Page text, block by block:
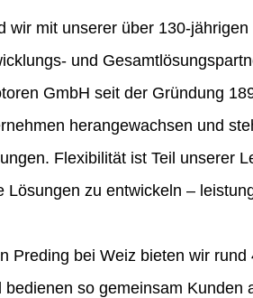
mit unserer über 130-
und
GmbH seit der Gründung
herangewachsen und
Flexibilität ist Teil unserer
zu entwickeln –
Preding bei Weiz bieten wir rund
so gemeinsam Kunden